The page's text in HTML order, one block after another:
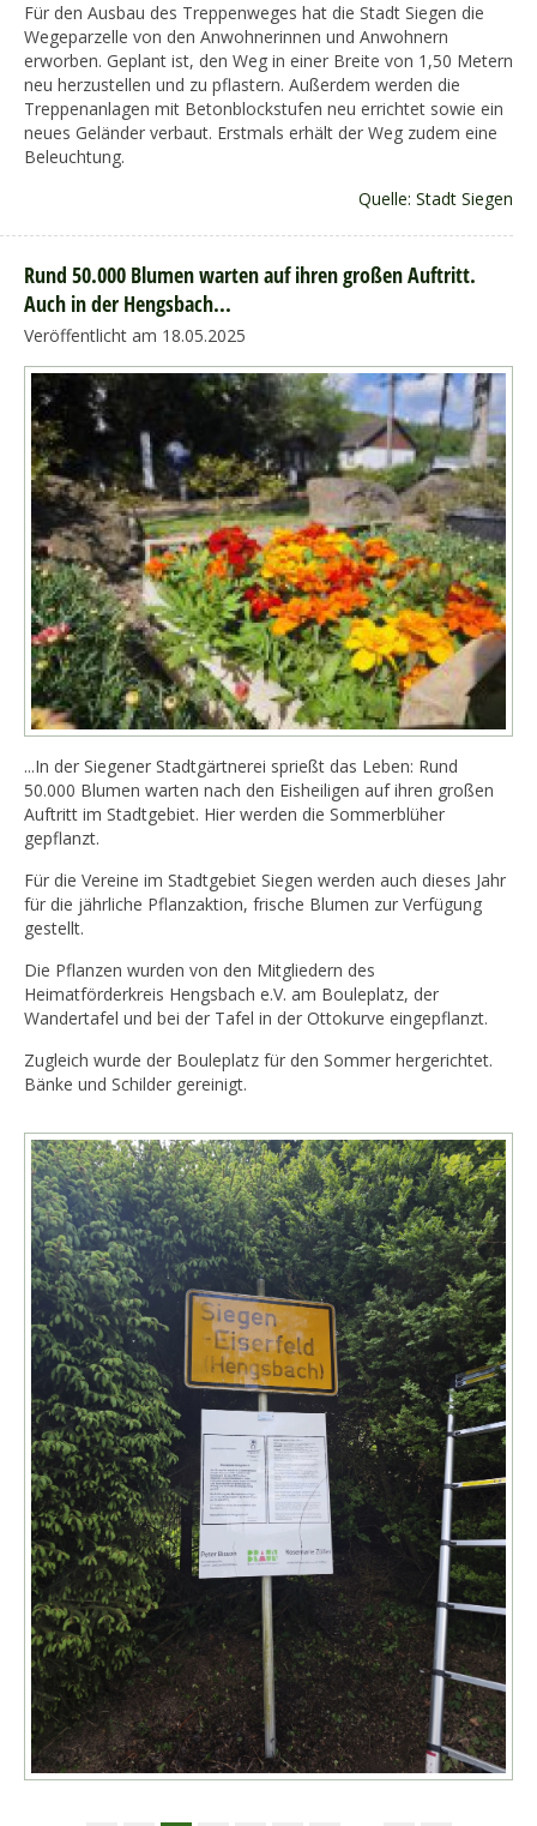
Für den Ausbau des Treppenweges hat die Stadt Siegen die
Wegeparzelle von den Anwohnerinnen und Anwohnern
erworben. Geplant ist, den Weg in einer Breite von 1,50 Metern
neu herzustellen und zu pflastern. Außerdem werden die
Treppenanlagen mit Betonblockstufen neu errichtet sowie ein
neues Geländer verbaut. Erstmals erhält der Weg zudem eine
Beleuchtung.
Quelle: Stadt Siegen
Rund 50.000 Blumen warten auf ihren großen Auftritt.
Auch in der Hengsbach...
Veröffentlicht am 18.05.2025
...In der Siegener Stadtgärtnerei sprießt das Leben: Rund
50.000 Blumen warten nach den Eisheiligen auf ihren großen
Auftritt im Stadtgebiet. Hier werden die Sommerblüher
gepflanzt.
Für die Vereine im Stadtgebiet Siegen werden auch dieses Jahr
für die jährliche Pflanzaktion, frische Blumen zur Verfügung
gestellt.
Die Pflanzen wurden von den Mitgliedern des
Heimatförderkreis Hengsbach e.V. am Bouleplatz, der
Wandertafel und bei der Tafel in der Ottokurve eingepflanzt.
Zugleich wurde der Bouleplatz für den Sommer hergerichtet.
Bänke und Schilder gereinigt.